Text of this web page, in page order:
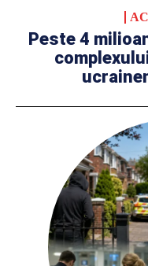
Peste 4